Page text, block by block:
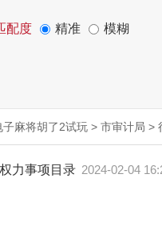
配度 精准 模糊
麻将胡了2试玩 > 市审计局 >
力事项目录 2024-02-04